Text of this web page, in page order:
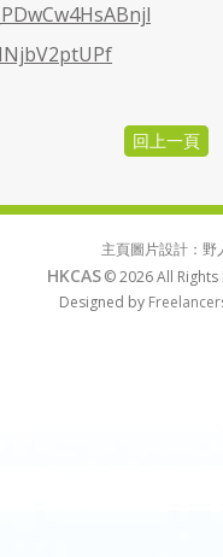
主頁圖片設計：野
HKCAS © 2026All Rights
Designed by